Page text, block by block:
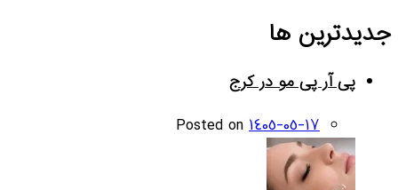
جدیدترین ها
پی آر پی مو در کرج
Posted on 1405-05-17